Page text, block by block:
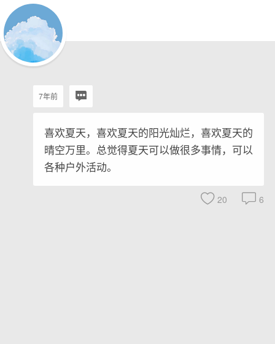
7年前
喜欢夏天，喜欢夏天的阳光灿烂，喜欢夏天的
晴空万里。总觉得夏天可以做很多事情，可以
各种户外活动。
20 6